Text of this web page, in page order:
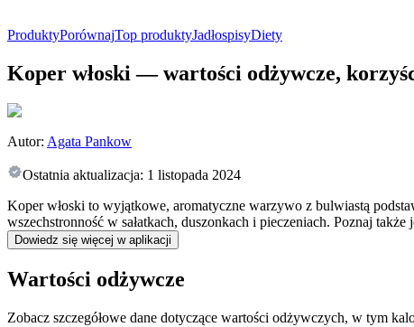
ProduktyPorównajTop produktyJadłospisyDiety
Koper włoski — wartości odżywcze,
Autor: Agata Pankow
Ostatnia aktualizacja: 1 listopada 2024
Koper włoski to wyjątkowe, aromatyczne warzywo z bulwiastą
wszechstronność w sałatkach, duszonkach i pieczeniach. Poznaj
Dowiedz się więcej w aplikacji
Wartości odżywcze
Zobacz szczegółowe dane dotyczące wartości odżywczych, w tym